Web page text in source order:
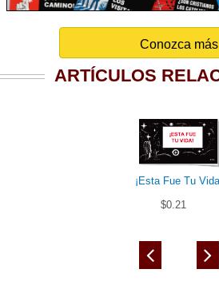
Conozca más
ARTÍCULOS
¡Esta Fue Tu
$0.21